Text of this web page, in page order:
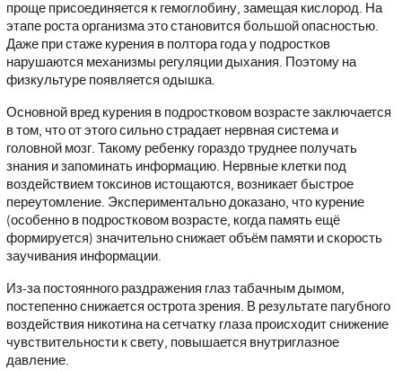
проще присоединяется к гемоглобину, замещая кислород. На
этапе роста организма это становится большой опасностью.
Даже при стаже курения в полтора года у подростков
нарушаются механизмы регуляции дыхания. Поэтому на
физкультуре появляется одышка.
Основной вред курения в подростковом возрасте заключается
в том, что от этого сильно страдает нервная система и
головной мозг. Такому ребенку гораздо труднее получать
знания и запоминать информацию. Нервные клетки под
воздействием токсинов истощаются, возникает быстрое
переутомление. Экспериментально доказано, что курение
(особенно в подростковом возрасте, когда память ещё
формируется) значительно снижает объём памяти и скорость
заучивания информации.
Из-за постоянного раздражения глаз табачным дымом,
постепенно снижается острота зрения. В результате пагубного
воздействия никотина на сетчатку глаза происходит снижение
чувствительности к свету, повышается внутриглазное
давление.